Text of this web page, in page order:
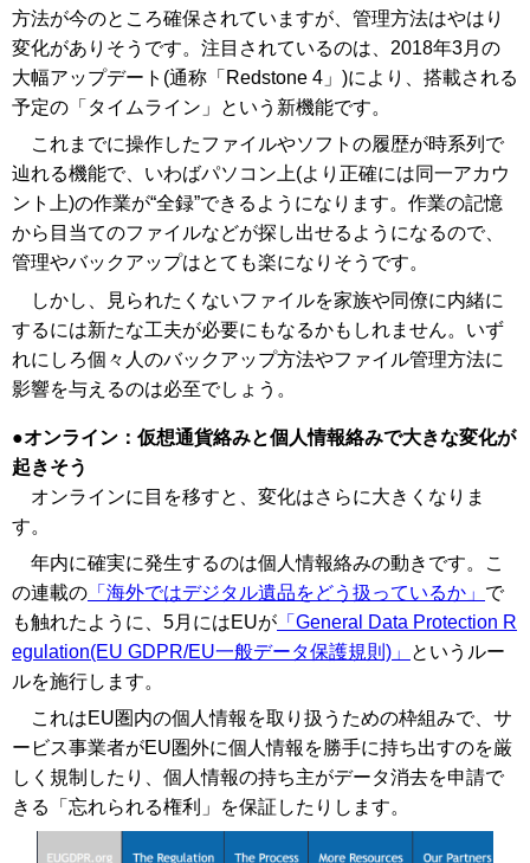
方法が今のところ確保されていますが、管理方法はやはり
変化がありそうです。注目されているのは、2018年3月の
大幅アップデート(通称「Redstone 4」)により、搭載される
予定の「タイムライン」という新機能です。
これまでに操作したファイルやソフトの履歴が時系列で
辿れる機能で、いわばパソコン上(より正確には同一アカウ
ント上)の作業が“全録”できるようになります。作業の記憶
から目当てのファイルなどが探し出せるようになるので、
管理やバックアップはとても楽になりそうです。
しかし、見られたくないファイルを家族や同僚に内緒に
するには新たな工夫が必要にもなるかもしれません。いず
れにしろ個々人のバックアップ方法やファイル管理方法に
影響を与えるのは必至でしょう。
オンライン：仮想通貨絡みと個人情報絡みで大きな変化が
起きそう
オンラインに目を移すと、変化はさらに大きくなりま
す。
年内に確実に発生するのは個人情報絡みの動きです。こ
の連載の 「海外ではデジタル遺品をどう扱っているか」 で
も触れたように、5月にはEUが 「General Data Protection R
egulation(EU GDPR/EU一般データ保護規則)」
というルー
ルを施行します。
これはEU圏内の個人情報を取り扱うための枠組みで、サ
ービス事業者がEU圏外に個人情報を勝手に持ち出すのを厳
しく規制したり、個人情報の持ち主がデータ消去を申請で
きる「忘れられる権利」を保証したりします。